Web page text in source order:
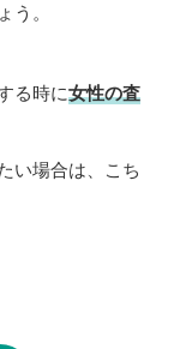
。
る時に女性の査
い場合は、こち